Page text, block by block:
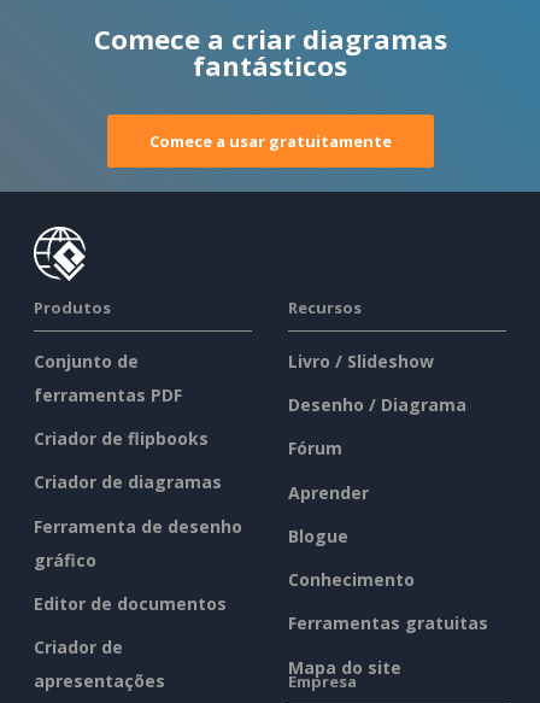
Comece a criar diagramas
fantásticos
Comece a usar gratuitamente
Produtos
Conjunto de
ferramentas PDF
Criador de flipbooks
Criador de diagramas
Ferramenta de desenho
gráfico
Editor de documentos
Criador de
apresentações
Recursos
Livro / Slideshow
Desenho / Diagrama
Fórum
Aprender
Blogue
Conhecimento
Ferramentas gratuitas
Mapa do site
Empresa